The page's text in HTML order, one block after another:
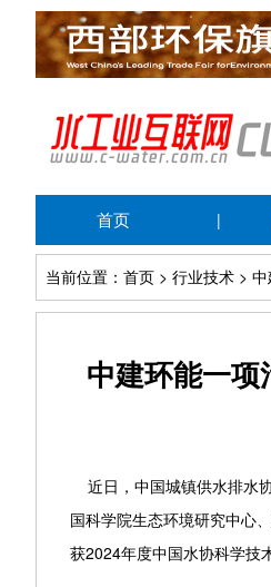
首页 |
当前位置：首页 > 行业技术 >
中建环能一
近日，中国城镇供水排水
国科学院生态环境研究中心
获2024年度中国水协科学技